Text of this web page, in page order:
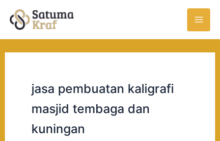
jasa pembuatan kaligrafi
masjid tembaga dan
kuningan